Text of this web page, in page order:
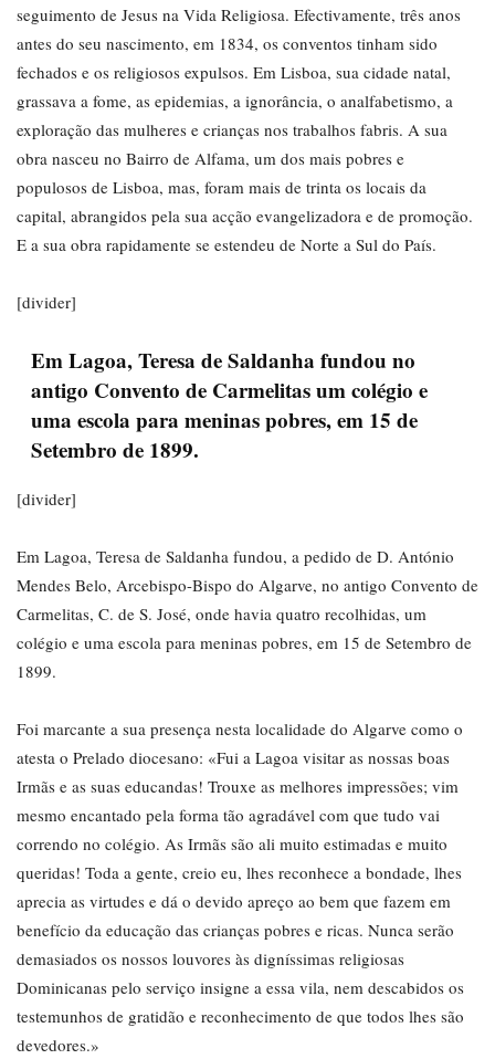
seguimento de Jesus na Vida Religiosa. Efectivamente, três anos
antes do seu nascimento, em 1834, os conventos tinham sido
fechados e os religiosos expulsos. Em Lisboa, sua cidade natal,
grassava a fome, as epidemias, a ignorância, o analfabetismo, a
exploração das mulheres e crianças nos trabalhos fabris. A sua
obra nasceu no Bairro de Alfama, um dos mais pobres e
populosos de Lisboa, mas, foram mais de trinta os locais da
capital, abrangidos pela sua acção evangelizadora e de promoção.
E a sua obra rapidamente se estendeu de Norte a Sul do País.
[divider]
Em Lagoa, Teresa de Saldanha fundou no
antigo Convento de Carmelitas um colégio e
uma escola para meninas pobres, em 15 de
Setembro de 1899.
[divider]
Em Lagoa, Teresa de Saldanha fundou, a pedido de D. António
Mendes Belo, Arcebispo-Bispo do Algarve, no antigo Convento de
Carmelitas, C. de S. José, onde havia quatro recolhidas, um
colégio e uma escola para meninas pobres, em 15 de Setembro de
1899.
Foi marcante a sua presença nesta localidade do Algarve como o
atesta o Prelado diocesano: «Fui a Lagoa visitar as nossas boas
Irmãs e as suas educandas! Trouxe as melhores impressões; vim
mesmo encantado pela forma tão agradável com que tudo vai
correndo no colégio. As Irmãs são ali muito estimadas e muito
queridas! Toda a gente, creio eu, lhes reconhece a bondade, lhes
aprecia as virtudes e dá o devido apreço ao bem que fazem em
benefício da educação das crianças pobres e ricas. Nunca serão
demasiados os nossos louvores às digníssimas religiosas
Dominicanas pelo serviço insigne a essa vila, nem descabidos os
testemunhos de gratidão e reconhecimento de que todos lhes são
devedores.»